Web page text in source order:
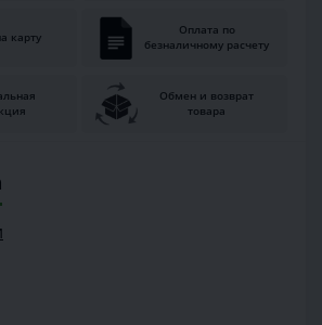
карту
Оплата по
безналичному расчету
Обмен и возврат
товара